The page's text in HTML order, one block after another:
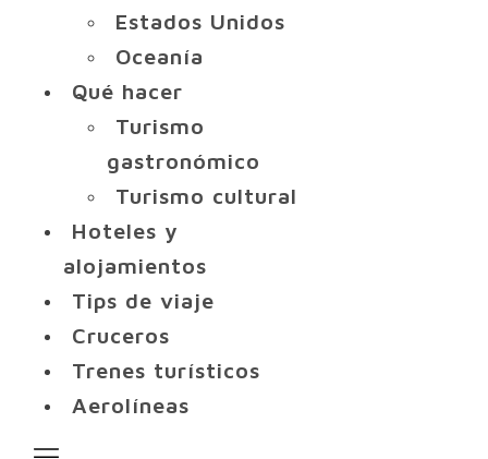
Estados Unidos
Oceanía
Qué hacer
Turismo
gastronómico
Turismo cultural
Hoteles y
alojamientos
Tips de viaje
Cruceros
Trenes turísticos
Aerolíneas